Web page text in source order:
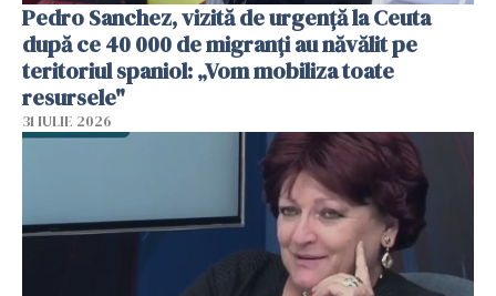
Pedro Sanchez, vizită de urgență la Ceuta
după ce 40 000 de migranți au năvălit pe
teritoriul spaniol: „Vom mobiliza toate
resursele"
31 IULIE 2026